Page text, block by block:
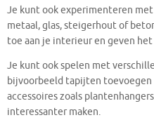
Je kunt ook experimenteren
metaal, glas, steigerhout of
toe aan je interieur en geven het
Je kunt ook spelen met
bijvoorbeeld tapijten
accessoires zoals
interessanter maken.